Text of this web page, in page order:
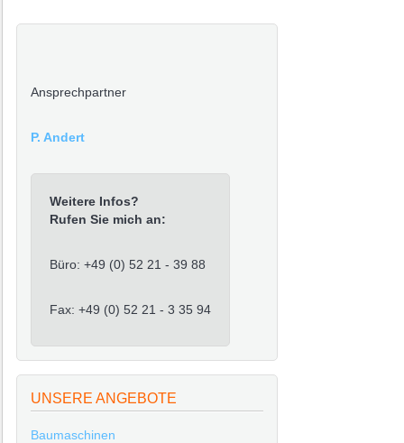
Ansprechpartner
P. Andert
Weitere Infos?
Rufen Sie mich an:
Büro: +49 (0) 52 21 - 39 88
Fax: +49 (0) 52 21 - 3 35 94
UNSERE ANGEBOTE
Baumaschinen